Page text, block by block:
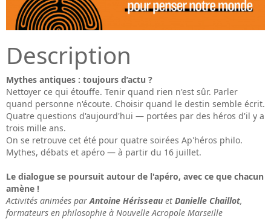
Description
Mythes antiques : toujours d’actu ?
Nettoyer ce qui étouffe. Tenir quand rien n'est sûr. Parler
quand personne n'écoute. Choisir quand le destin semble écrit.
Quatre questions d'aujourd'hui — portées par des héros d'il y a
trois mille ans.
On se retrouve cet été pour quatre soirées Ap'héros philo.
Mythes, débats et apéro — à partir du 16 juillet.
Le dialogue se poursuit autour de l'apéro, avec ce que chacun
amène !
Activités animées parAntoine Hérisseau et Danielle Chaillot,
formateurs en philosophie à Nouvelle Acropole Marseille